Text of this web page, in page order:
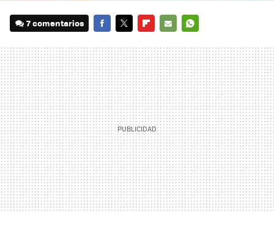
7 comentarios
MAIL